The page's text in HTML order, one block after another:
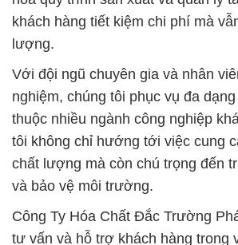
khách hàng tiết kiệm chi phí mà
lượng.
Với đội ngũ chuyên gia và nhân
nghiệm, chúng tôi phục vụ đa
thuộc nhiều ngành công nghiệp
tôi không chỉ hướng tới việc cung
chất lượng mà còn chú trọng đến
và bảo vệ môi trường.
Công Ty Hóa Chất Đắc Trường
tư vấn và hỗ trợ khách hàng trong